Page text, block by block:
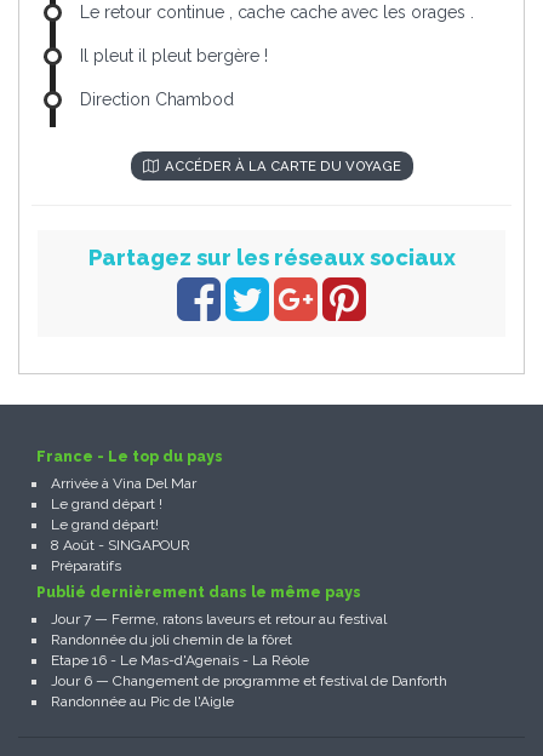
Le retour continue , cache cache avec les orages .
Il pleut il pleut bergère !
Direction Chambod
ACCÉDER À LA CARTE DU VOYAGE
Partagez sur les réseaux sociaux
France - Le top du pays
Arrivée à Vina Del Mar
Le grand départ !
Le grand départ!
8 Août - SINGAPOUR
Préparatifs
Publié dernièrement dans le même pays
Jour 7 — Ferme, ratons laveurs et retour au festival
Randonnée du joli chemin de la fôret
Etape 16 - Le Mas-d'Agenais - La Réole
Jour 6 — Changement de programme et festival de Danforth
Randonnée au Pic de l'Aigle